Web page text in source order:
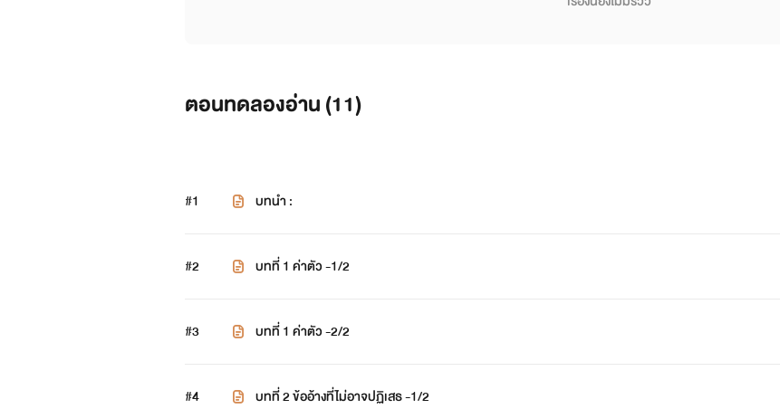
ตอนทดลองอ่าน (11)
#1 บทนำ :
#2 บทที่ 1 ค่าตัว -1/2
#3 บทที่ 1 ค่าตัว -2/2
#4 บทที่ 2 ข้ออ้างที่ไม่อาจปฏิเสธ -1/2